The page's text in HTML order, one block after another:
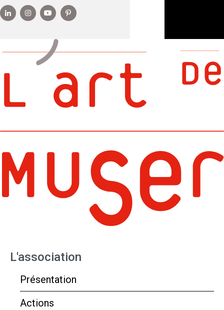
L'association
Présentation
Actions